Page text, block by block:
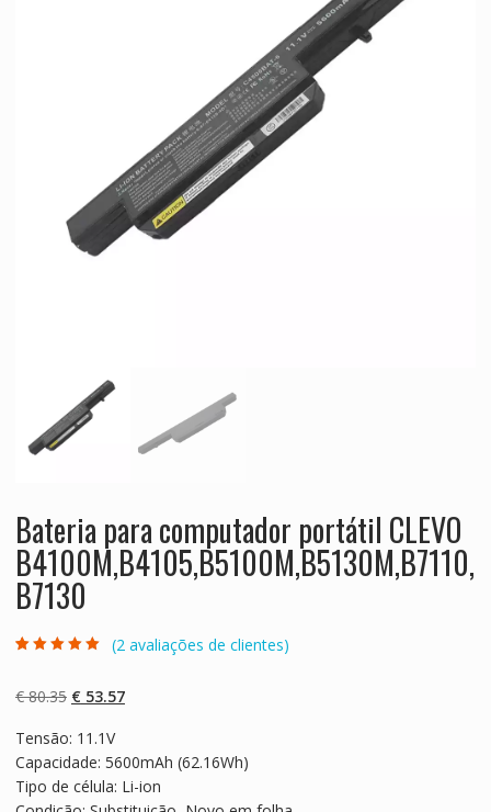
Bateria para computador portátil CLEVO
B4100M,B4105,B5100M,B5130M,B7110,
B7130
com base em
classificaçõe
(2 avaliações de clientes)
€80.35 O
original
era:
€ 80.35.
€53.57O
é:
€ 53.57.
Tensão: 11.1V
Capacidade: 5600mAh (62.16Wh)
Tipo de célula: Li-ion